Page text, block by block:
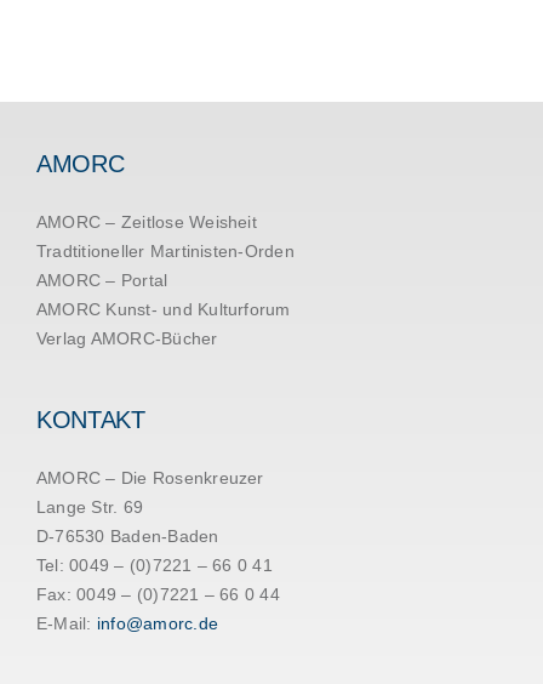
AMORC
AMORC – Zeitlose Weisheit
Tradtitioneller Martinisten-Orden
AMORC – Portal
AMORC Kunst- und Kulturforum
Verlag AMORC-Bücher
KONTAKT
AMORC – Die Rosenkreuzer
Lange Str. 69
D-76530 Baden-Baden
Tel: 0049 – (0)7221 – 66 0 41
Fax: 0049 – (0)7221 – 66 0 44
E-Mail: info@amorc.de